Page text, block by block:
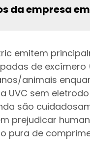
da empresa
emitem
de
animais
sem
são
prejudicar
pura de